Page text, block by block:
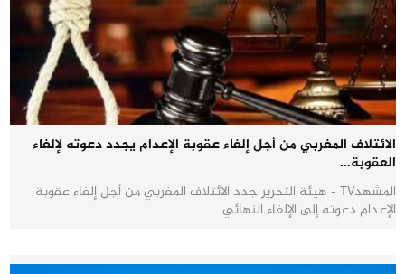
الائتلاف المغربي من أجل إلغاء عقوبة الإعدام يجدد دعوته لإلغاء
العقوبة…
المشهدTV - هيئة التحرير جدد الائتلاف المغربي من أجل إلغاء عقوبة
الإعدام دعوته إلى الإلغاء النهائي…